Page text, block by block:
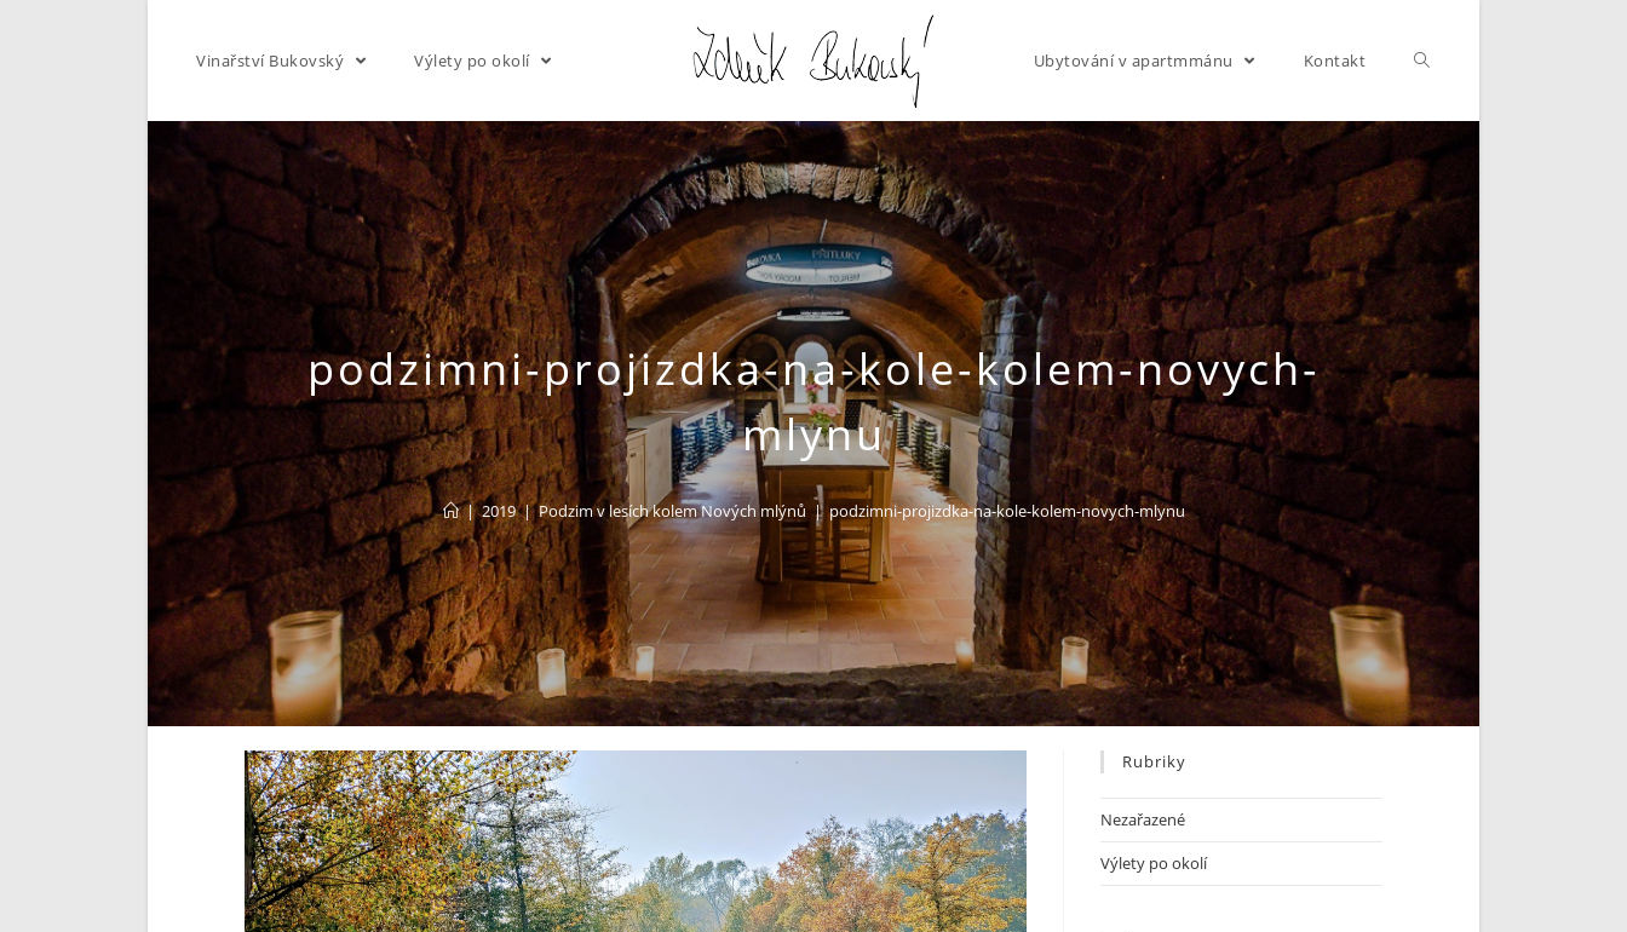
Vinařství Bukovský Výlety po okolí Ubytování v apartmmánu Kontakt
podzimni-projizdka-na-kole-kolem-novych-
mlynu
| 2019 | Podzim v lesích kolem Nových mlýnů | podzimni-projizdka-na-kole-kolem-novych-mlynu
Rubriky
Nezařazené
Výlety po okolí